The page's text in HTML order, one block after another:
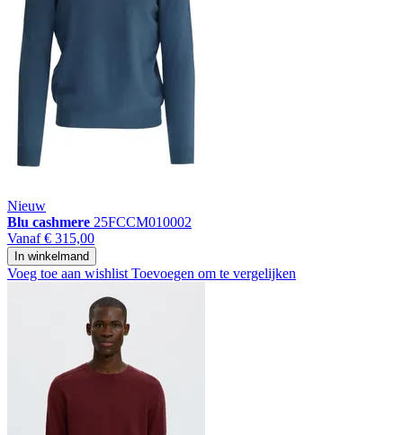
Nieuw
Blu cashmere 25FCCM010002
Vanaf € 315,00
In winkelmand
Voeg toe aan wishlist Toevoegen om te vergelijken